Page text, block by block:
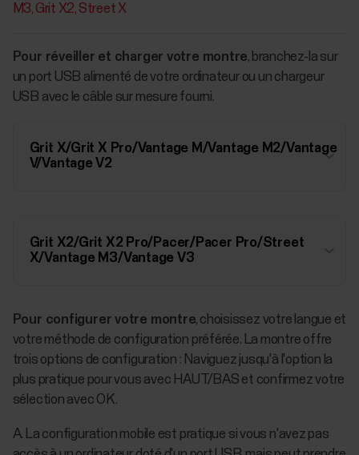
M3 Grit X2 Street X
Pour réveiller et charger votre montre, branchez-la sur
un port USB alimenté de votre ordinateur ou un chargeur
USB avec le câble sur mesure fourni.
Grit X/Grit X Pro/Vantage M/Vantage M2/Vantage
V/Vantage V2
Grit X2/Grit X2 Pro/Pacer/Pacer Pro/Street
X/Vantage M3/Vantage V3
Pour configurer votre montre, choisissez votre langue et
votre méthode de configuration préférée. La montre offre
trois options de configuration : Naviguez jusqu'à l'option la
plus pratique pour vous avec HAUT/BAS et confirmez votre
sélection avec OK.
A. La configuration mobile est pratique si vous n'avez pas